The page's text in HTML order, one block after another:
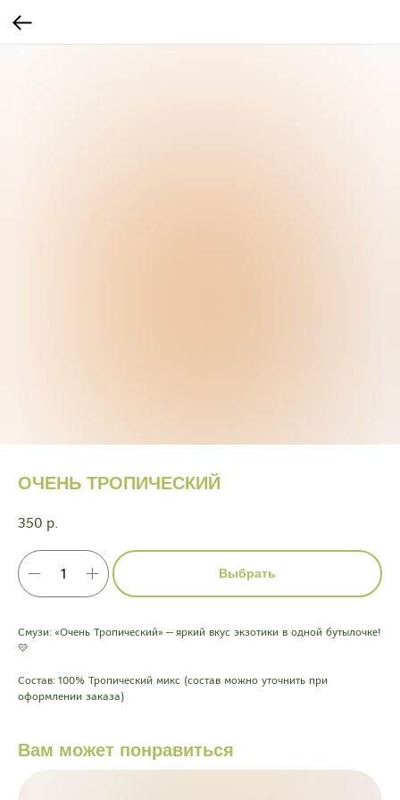
ОЧЕНЬ ТРОПИЧЕСКИЙ
350 р.
Выбрать
Смузи: «Очень Тропический» — яркий вкус экзотики в одной бутылочке!
💛
Состав: 100% Тропический микс (состав можно уточнить при
оформлении заказа)
Вам может понравиться